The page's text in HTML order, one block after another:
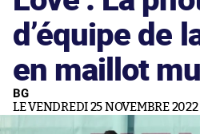
d’équipe de
en maillot
BG
LE VENDREDI 25 NOVEMBRE 2022